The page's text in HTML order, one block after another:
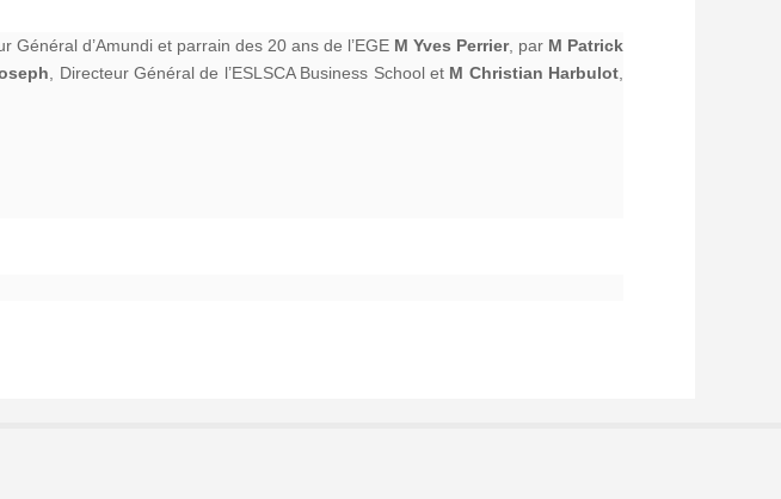
Général d’Amundi et parrain des 20 ans de l’EGE M Yves Perrier, par M Patrick
, Directeur Général de l’ESLSCA Business School et M Christian Harbulot,